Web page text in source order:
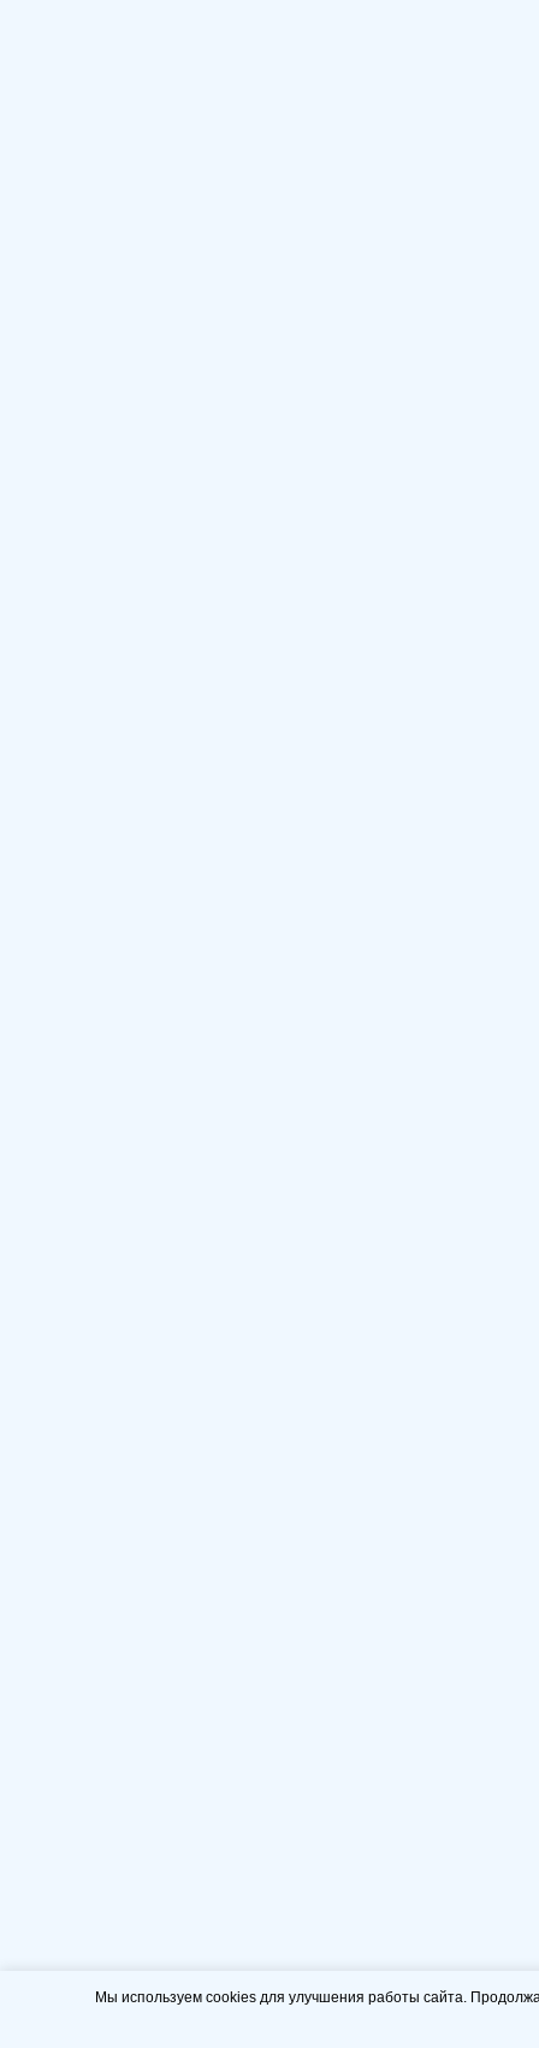
Мы используем cookies для улучшения работы сайта.